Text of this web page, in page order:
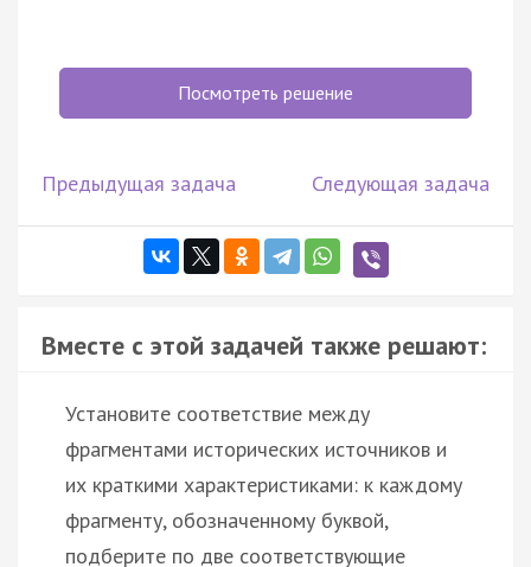
Посмотреть решение
Предыдущая задача Следующая задача
Вместе с этой задачей также решают:
Установите соответствие между
фрагментами исторических источников и
их краткими характеристиками: к каждому
фрагменту, обозначенному буквой,
подберите по две соответствующие